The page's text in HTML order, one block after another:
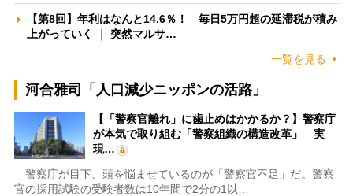
【第8回】年利はなんと14.6％！ 毎日5万円超の延滞税が積み
上がっていく ｜ 突然マルサ…
一覧を見る
河合雅司「人口減少ニッポンの活路」
【「警察官離れ」に歯止めはかかるか？】警察庁
が本気で取り組む「警察組織の構造改革」 実
現…
警察庁が目下、頭を悩ませているのが「警察官不足」だ。警察
官の採用試験の受験者数は10年間で2分の1以…